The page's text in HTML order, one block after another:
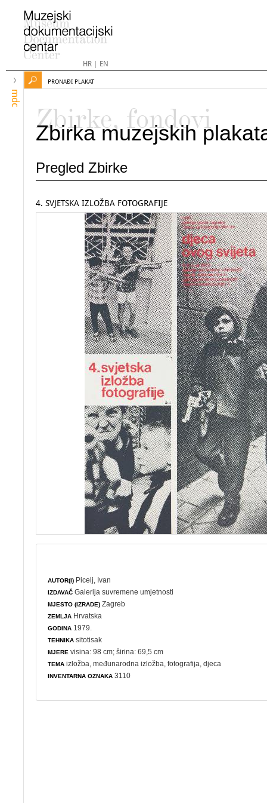
HR| EN
mdc
PRONAĐI PLAKAT
Zbirke, fondovi
Zbirka muzejskih
Pregled Zbirke
4. SVJETSKA IZLOŽBA FOTOGRAFIJE
AUTOR(I) Picelj, Ivan
IZDAVAČ Galerija suvremene umjetnosti
MJESTO (IZRADE) Zagreb
ZEMLJA Hrvatska
GODINA 1979.
TEHNIKA sitotisak
MJERE visina: 98 cm; širina: 69,5 cm
TEMA izložba ,međunarodna izložba ,fotografija ,djeca
INVENTARNA OZNAKA 3110